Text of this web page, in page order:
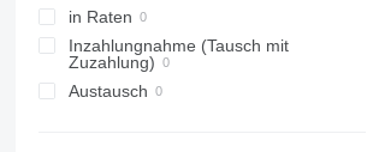
in Raten
Inzahlungnahme (Tausch mit
Zuzahlung)
Austausch